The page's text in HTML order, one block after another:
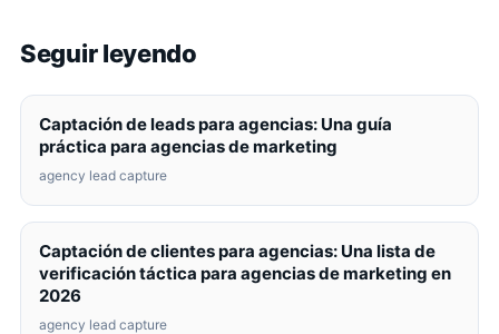
Seguir leyendo
Captación de leads para agencias: Una guía
práctica para agencias de marketing
agency lead capture
Captación de clientes para agencias: Una lista de
verificación táctica para agencias de marketing en
2026
agency lead capture